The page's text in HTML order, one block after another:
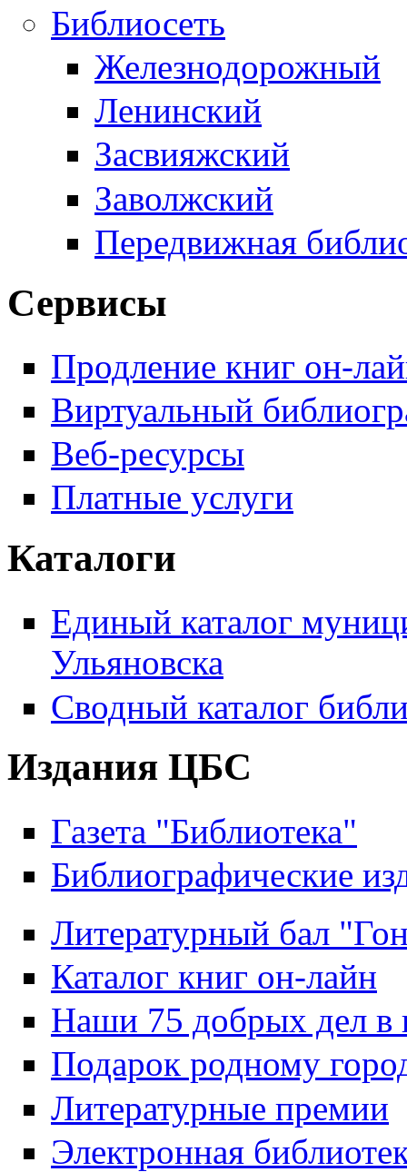
Библиосеть
Железнодорожный
Ленинский
Засвияжский
Заволжский
Передвижная
Сервисы
Продление книг он-
Виртуальный
Веб-ресурсы
Платные услуги
Каталоги
Единый каталог
Ульяновска
Сводный каталог
Издания ЦБС
Газета "Библиотека"
Библиографические
Литературный бал
Каталог книг он-лайн
Наши 75 добрых дел в
Подарок родному
Литературные премии
Электронная